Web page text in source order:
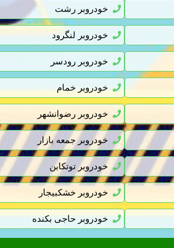
خودروبر رشت
خودروبر لنگرود
خودروبر رودسر
خودروبر خمام
خودروبر رضوانشهر
خودروبر جمعه بازار
خودروبر توتکابن
خودروبر خشکبیجار
خودروبر حاجی بکنده